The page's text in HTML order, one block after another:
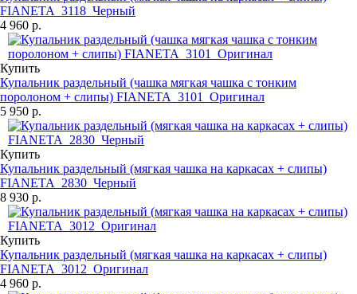
FIANETA_3118_Черный
4 960 р.
Купить
Купальник раздельный (чашка мягкая чашка с тонким
поролоном + слипы) FIANETA_3101_Оригинал
5 950 р.
Купить
Купальник раздельный (мягкая чашка на каркасах + слипы)
FIANETA_2830_Черный
8 930 р.
Купить
Купальник раздельный (мягкая чашка на каркасах + слипы)
FIANETA_3012_Оригинал
4 960 р.